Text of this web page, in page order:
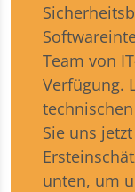
Team von
Verfügung.
Sie uns
unten, um